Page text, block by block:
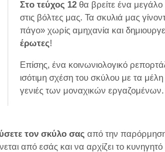
Στο τεύχος 12 θα βρείτε ένα μεγάλο
στις βόλτες μας. Τα σκυλιά μας
πάγο» χωρίς αμηχανία και
έρωτες!
Επίσης, ένα κοινωνιολογικό
ισότιμη σχέση του σκύλου με τα μέλη
γενιές των μοναχικών εργαζομένων.
τον σκύλο σας από την παρόρμηση
από εσάς και να αρχίζει το